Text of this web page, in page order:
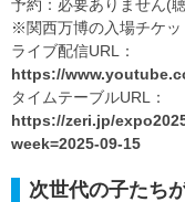
予約：必要ありません(
※関西万博の入場チケッ
ライブ配信URL：
https://
タイムテーブルURL：
https://zeri.jp/
week=2025-09-15
次世代の子たち